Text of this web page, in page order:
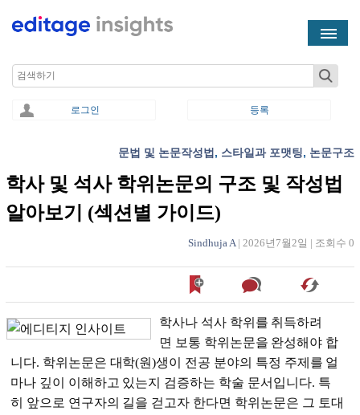
Search
로그인 등록
문법 및 논문작성법 , 스타일과 포맷팅, 논문구조
학사 및 석사 학위논문의 구조 및 작성법
알아보기 (섹션별 가이드)
Sindhuja A| 2026년7월2일 | 조회수 0
학사나 석사 학위를 취득하려
면 보통 학위논문을 완성해야 합
니다. 학위논문은 대학(원)생이 전공 분야의 특정 주제를 얼
마나 깊이 이해하고 있는지 검증하는 학술 문서입니다. 특
히 앞으로 연구자의 길을 걷고자 한다면 학위논문은 그 토대